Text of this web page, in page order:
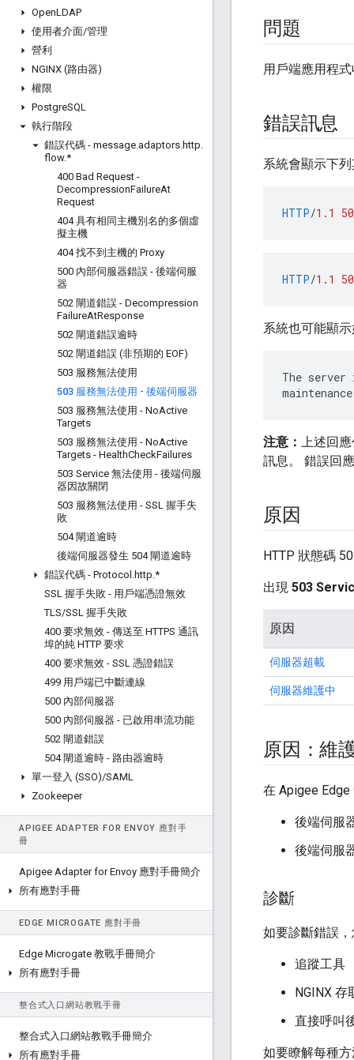
OpenLDAP
使用者介面/管理
營利
NGINX (路由器)
權限
PostgreSQL
執行階段
錯誤代碼 - message.adaptors.http.
flow.*
400 Bad Request -
DecompressionFailureAt
Request
404 具有相同主機別名的多個虛
擬主機
404 找不到主機的 Proxy
500 內部伺服器錯誤 - 後端伺服
器
502 閘道錯誤 - Decompression
FailureAtResponse
502 閘道錯誤逾時
502 閘道錯誤 (非預期的 EOF)
503 服務無法使用
503 服務無法使用 - 後端伺服器
503 服務無法使用 - NoActive
Targets
503 服務無法使用 - NoActive
Targets - HealthCheckFailures
503 Service 無法使用 - 後端伺服
器因故關閉
503 服務無法使用 - SSL 握手失
敗
504 閘道逾時
後端伺服器發生 504 閘道逾時
錯誤代碼 - Protocol .http.*
SSL 握手失敗 - 用戶端憑證無效
TLS/SSL 握手失敗
400 要求無效 - 傳送至 HTTPS 通訊
埠的純 HTTP 要求
400 要求無效 - SSL 憑證錯誤
499 用戶端已中斷連線
500 內部伺服器
500 內部伺服器 - 已啟用串流功能
502 閘道錯誤
504 閘道逾時 - 路由器逾時
單一登入 (SSO)/SAML
Zookeeper
APIGEE ADAPTER FOR ENVOY 應對手
冊
Apigee Adapter for Envoy 應對手冊簡介
所有應對手冊
EDGE MICROGATE 應對手冊
Edge Microgate 教戰手冊簡介
所有應對手冊
整合式入口網站教戰手冊
整合式入口網站教戰手冊簡介
所有應對手冊
問題
用戶端應用程
錯誤訊息
系統會顯示下
HTTP/1.1
HTTP/1.1
系統也可能顯
The
注意： 上述回
訊息。 錯誤回
原因
HTTP 狀態碼
出現 503
原因
伺服器超載
伺服器維護中
原因：維
在 Apigee
後端伺服
後端伺服
診斷
如要診斷錯誤
追蹤工具
NGINX 存
直接呼叫
如要瞭解每種